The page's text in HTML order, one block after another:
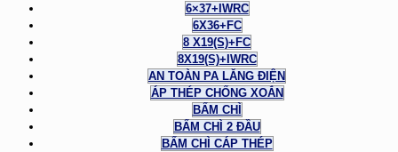
6×37+IWRC
6X36+FC
8 X19(S)+FC
8X19(S)+IWRC
AN TOÀN PA LĂNG ĐIỆN
ÁP THÉP CHỐNG XOẮN
BẤM CHÌ
BẤM CHÌ 2 ĐẦU
BẤM CHÌ CÁP THÉP